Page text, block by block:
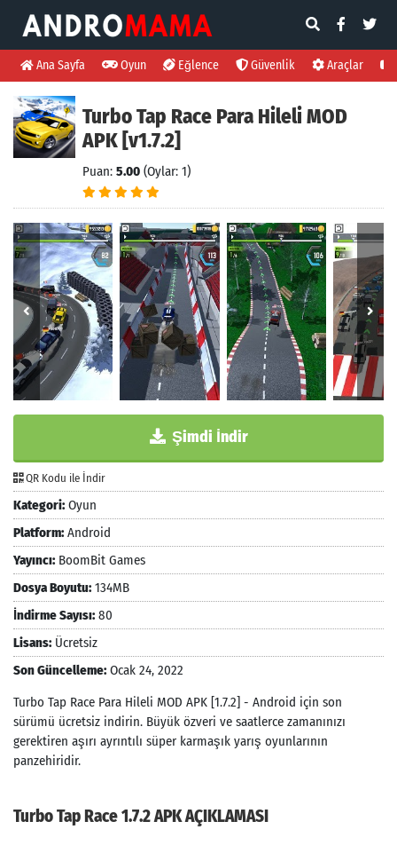
Ana Sayfa Oyun Eğlence Güvenlik Araçlar
Turbo Tap Race Para Hileli MOD
APK [v1.7.2]
Puan: 5.00 (Oylar: 1)
Şimdi İndir
QR Kodu ile İndir
Kategori: Oyun
Platform: Android
Yayıncı: BoomBit Games
Dosya Boyutu: 134MB
İndirme Sayısı: 80
Lisans: Ücretsiz
Son Güncelleme: Ocak 24, 2022
Turbo Tap Race Para Hileli MOD APK [1.7.2] - Android için son
sürümü ücretsiz indirin. Büyük özveri ve saatlerce zamanınızı
gerektiren aşırı ayrıntılı süper karmaşık yarış oyunlarının
panzehiridir.
Turbo Tap Race 1.7.2 APK AÇIKLAMASI